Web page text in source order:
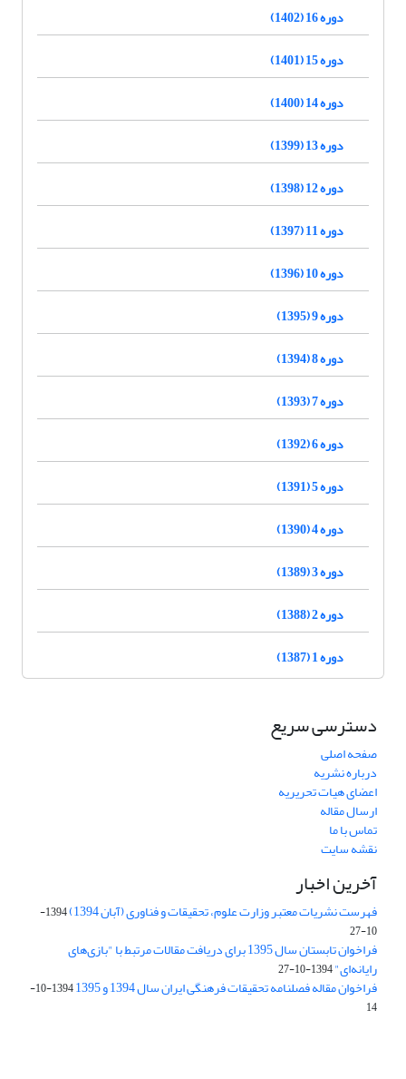
دوره 16 (1402)
دوره 15 (1401)
دوره 14 (1400)
دوره 13 (1399)
دوره 12 (1398)
دوره 11 (1397)
دوره 10 (1396)
دوره 9 (1395)
دوره 8 (1394)
دوره 7 (1393)
دوره 6 (1392)
دوره 5 (1391)
دوره 4 (1390)
دوره 3 (1389)
دوره 2 (1388)
دوره 1 (1387)
دسترسی سریع
صفحه اصلی
درباره نشریه
اعضای هیات تحریریه
ارسال مقاله
تماس با ما
نقشه سایت
آخرین اخبار
فهرست نشریات معتبر وزارت علوم، تحقیقات و فناوری (آبان 1394)
1394-
10-27
فراخوان تابستان سال 1395 برای دریافت مقالات مرتبط با "بازی‌های
رایانه‌ای"1394-10-27
فراخوان مقاله فصلنامه تحقیقات فرهنگی ایران سال 1394 و 1395
1394-10-
14